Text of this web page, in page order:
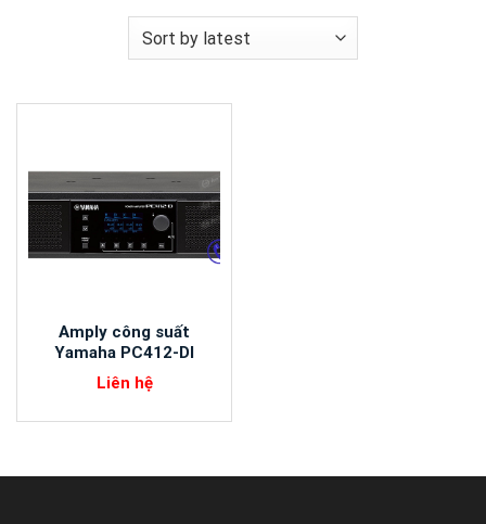
Amply công suất
Yamaha PC412-DI
Liên hệ